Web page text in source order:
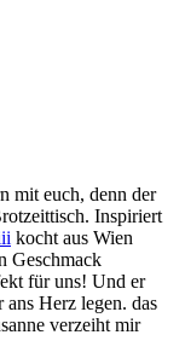
mit euch, denn der
Inspiriert
kocht aus Wien
Geschmack
für uns! Und er
Herz legen. das
verzeiht mir